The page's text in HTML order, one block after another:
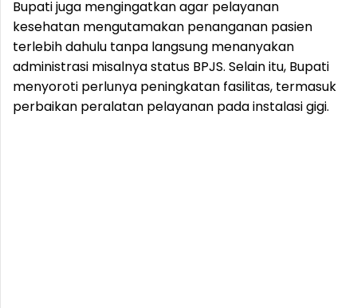
Bupati juga mengingatkan agar pelayanan
kesehatan mengutamakan penanganan pasien
terlebih dahulu tanpa langsung menanyakan
administrasi misalnya status BPJS. Selain itu, Bupati
menyoroti perlunya peningkatan fasilitas, termasuk
perbaikan peralatan pelayanan pada instalasi gigi.